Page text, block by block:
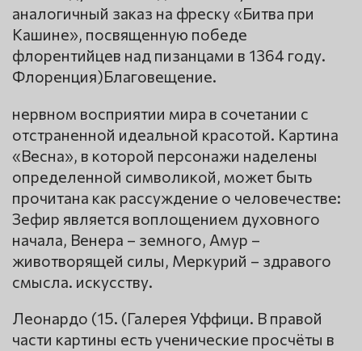
аналогичный заказ на фреску «Битва при
Кашине», посвященную победе
флорентийцев над пизанцами в 1364 году.
Флоренция)Благовещение.
нервном восприятии мира в сочетании с
отстраненной идеальной красотой. Картина
«Весна», в которой персонажи наделены
определенной символикой, может быть
прочитана как рассуждение о человечестве:
Зефир является воплощением духовного
начала, Венера – земного, Амур –
животворящей силы, Меркурий – здравого
смысла. искусству.
Леонардо (15. (Галерея Уффици. В правой
части картины есть ученические просчёты в